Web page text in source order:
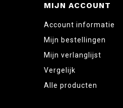
MIJN ACCOUNT
Account informatie
Mijn bestellingen
Mijn verlanglijst
Vergelijk
Alle producten